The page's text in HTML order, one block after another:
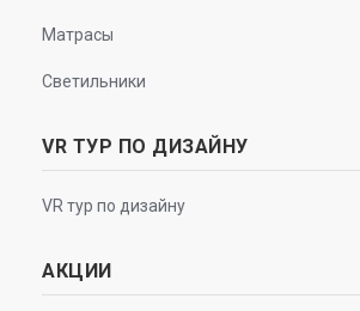
Матрасы
Светильники
VR ТУР ПО ДИЗАЙНУ
VR тур по дизайну
АКЦИИ